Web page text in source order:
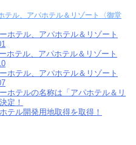
テル、アパホテル＆リゾート〈御堂
ホテル、アパホテル＆リゾート
ホテル、アパホテル＆リゾート
ホテル、アパホテル＆リゾート
ホテルの名称は「アパホテル＆リ
定！
テル開発用地取得を取得！